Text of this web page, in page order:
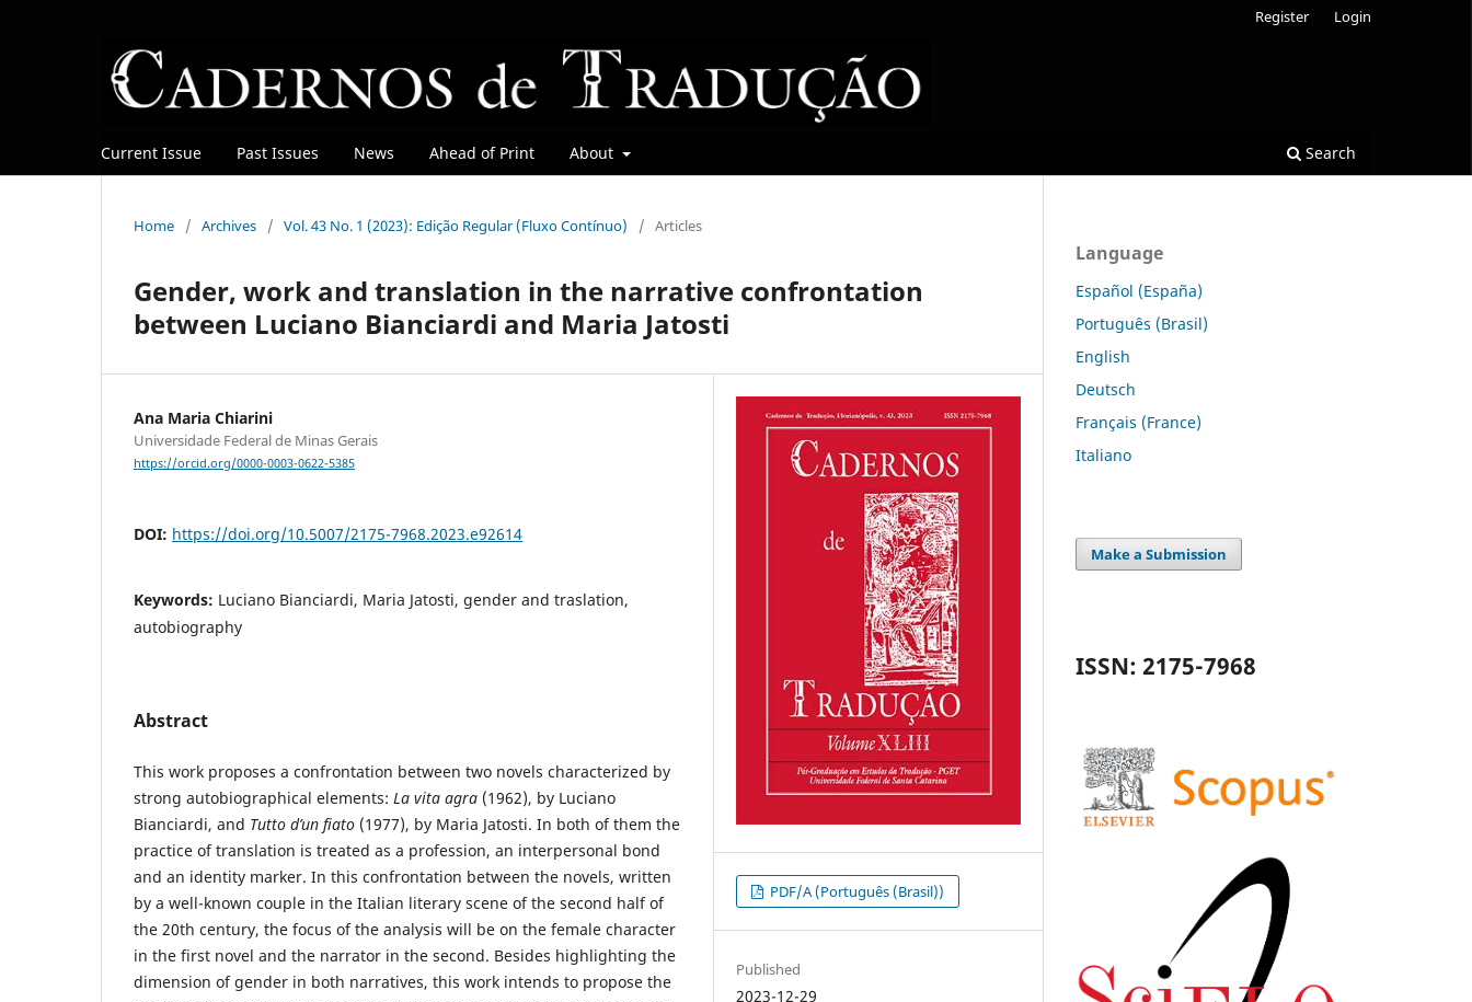
Current Issue Past Issues News Ahead of Print About Search
Register Login
Home / Archives / Vol. 43 No. 1 (2023): Edição Regular (Fluxo Contínuo) / Articles
Gender, work and translation in the narrative confrontation
between Luciano Bianciardi and Maria Jatosti
Ana Maria Chiarini
Universidade Federal de Minas Gerais
https://orcid.org/0000-0003-0622-5385
DOI: https://doi.org/10.5007/2175-7968.2023.e92614
Keywords: Luciano Bianciardi, Maria Jatosti, gender and traslation,
autobiography
Abstract
This work proposes a confrontation between two novels characterized by
strong autobiographical elements: La vita agra (1962), by Luciano
Bianciardi, and Tutto d’un fiato (1977), by Maria Jatosti. In both of them the
practice of translation is treated as a profession, an interpersonal bond
and an identity marker. In this confrontation between the novels, written
by a well-known couple in the Italian literary scene of the second half of
the 20th century, the focus of the analysis will be on the female character
in the first novel and the narrator in the second. Besides highlighting the
dimension of gender in both narratives, this work intends to propose the
PDF/A (Português (Brasil))
Published
2023-12-29
Language
Español (España)
Português (Brasil)
English
Deutsch
Français (France)
Italiano
Make a Submission
ISSN: 2175-7968